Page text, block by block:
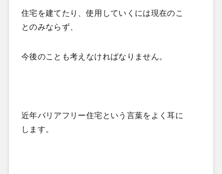
住宅を建てたり、使用していくには現在のこ
とのみならず、
今後のことも考えなければなりません。
近年バリアフリー住宅という言葉をよく耳に
します。